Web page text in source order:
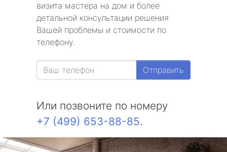
визита мастера на дом и более
детальной консультации решения
Вашей проблемы и стоимости по
телефону.
Отправить
Или позвоните по номеру
+7 (499) 653-88-85.